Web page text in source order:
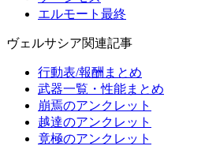
エルモート最終
ヴェルサシア関連記事
行動表/報酬まとめ
武器一覧・性能まとめ
崩焉のアンクレット
越達のアンクレット
竟極のアンクレット